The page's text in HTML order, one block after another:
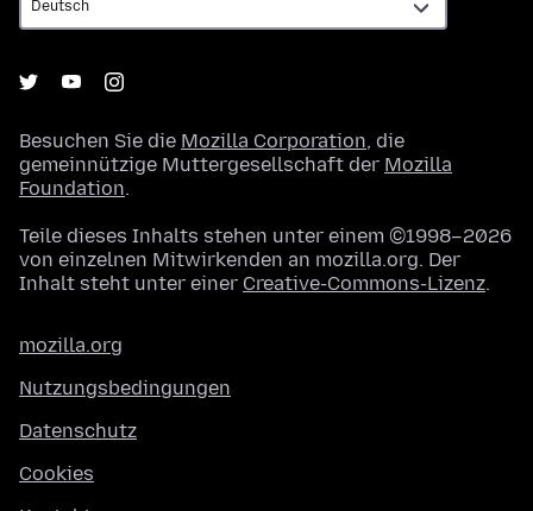
Besuchen Sie die Mozilla Corporation, die
gemeinnützige Muttergesellschaft der Mozilla
Foundation.
Teile dieses Inhalts stehen unter einem ©1998–2026
von einzelnen Mitwirkenden an mozilla.org. Der
Inhalt steht unter einer Creative-Commons-Lizenz.
mozilla.org
Nutzungsbedingungen
Datenschutz
Cookies